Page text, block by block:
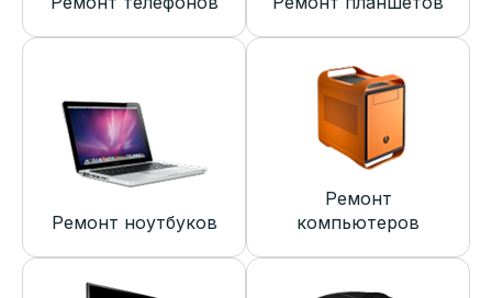
Ремонт ноутбуков
Ремонт
компьютеров